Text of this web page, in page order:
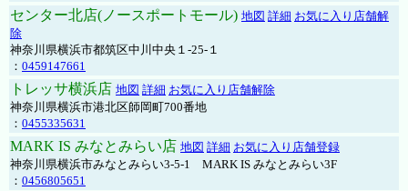
センター北店(ノースポートモール) 地図 詳細 お気に入り店舗解
除
神奈川県横浜市都筑区中川中央１-25-１
： 0459147661
トレッサ横浜店 地図 詳細 お気に入り店舗解除
神奈川県横浜市港北区師岡町700番地
： 0455335631
MARK IS みなとみらい店 地図 詳細 お気に入り店舗登録
神奈川県横浜市みなとみらい3-5-1 MARK IS みなとみらい3F
： 0456805651